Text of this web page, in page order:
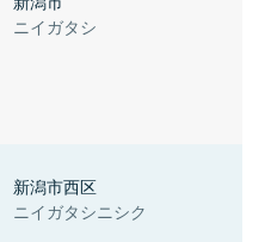
ニイガタシ
新潟市西区
ニイガタシニシク